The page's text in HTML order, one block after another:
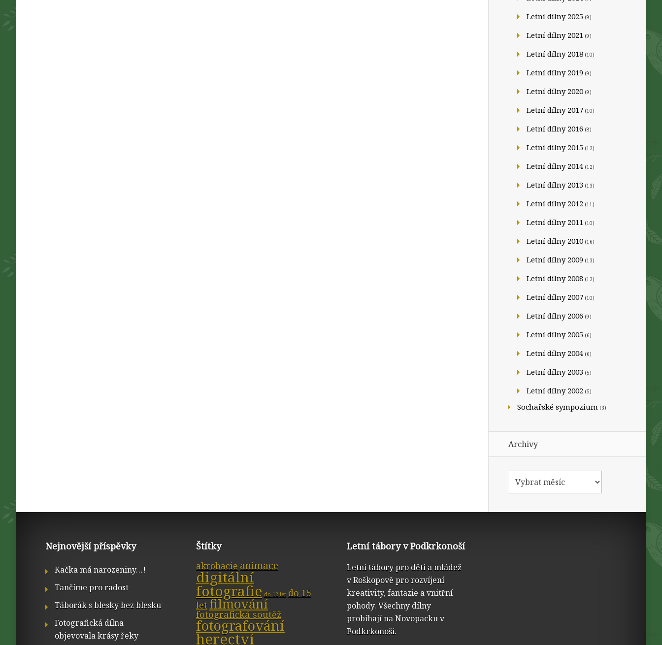
Letní dílny 2025 (9)
Letní dílny 2021 (9)
Letní dílny 2018 (10)
Letní dílny 2019 (9)
Letní dílny 2020 (9)
Letní dílny 2017 (10)
Letní dílny 2016 (8)
Letní dílny 2015 (12)
Letní dílny 2014 (12)
Letní dílny 2013 (13)
Letní dílny 2012 (11)
Letní dílny 2011 (10)
Letní dílny 2010 (16)
Letní dílny 2009 (13)
Letní dílny 2008 (12)
Letní dílny 2007 (10)
Letní dílny 2006 (9)
Letní dílny 2005 (6)
Letní dílny 2004 (6)
Letní dílny 2003 (5)
Letní dílny 2002 (5)
Sochařské sympozium (3)
Archivy
Nejnovější příspěvky
Kačka má narozeniny…!
Tančíme pro radost
Táborák s blesky bez blesku
Fotografická dílna
objevovala krásy řeky
Štítky
akrobacie animace
digitální
fotografie do 12 let do 15
let filmování
fotografická soutěž
fotografování
herectví
Letní tábory v Podkrkonoší
Letní tábory pro děti a mládež
v Roškopově pro rozvíjení
kreativity, fantazie a vnitřní
pohody. Všechny dílny
probíhají na Novopacku v
Podkrkonoší.